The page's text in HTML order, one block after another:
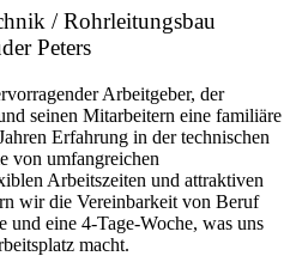
/ Rohrleitungsbau
Peters
Arbeitgeber, der
seinen Mitarbeitern eine familiäre
Erfahrung in der technischen
von umfangreichen
Arbeitszeiten und attraktiven
wir die Vereinbarkeit von Beruf
eine 4-Tage-Woche, was uns
macht.